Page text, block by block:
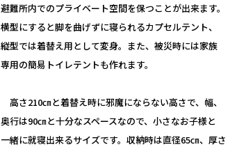
避難所内でのプライベート空間を保つことが出来ます。
横型にすると脚を曲げずに寝られるカプセルテント、
縦型では着替え用として変身。また、被災時には家族
専用の簡易トイレテントも作れます。
高さ210㎝と着替え時に邪魔にならない高さで、幅、
奥行は90㎝と十分なスペースなので、小さなお子様と
一緒に就寝出来るサイズです。収納時は直径65㎝、厚さ